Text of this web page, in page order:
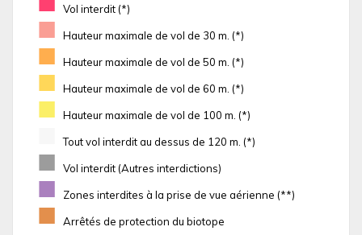
Vol interdit (*)
■ Hauteur maximale de vol de 30 m. (*)
■ Hauteur maximale de vol de 50 m. (*)
■ Hauteur maximale de vol de 60 m. (*)
■ Hauteur maximale de vol de 100 m. (*)
Tout vol interdit au dessus de 120 m. (*)
■ Vol interdit (Autres interdictions)
■ Zones interdites à la prise de vue aérienne (**)
■ Arrêtés de protection du biotope